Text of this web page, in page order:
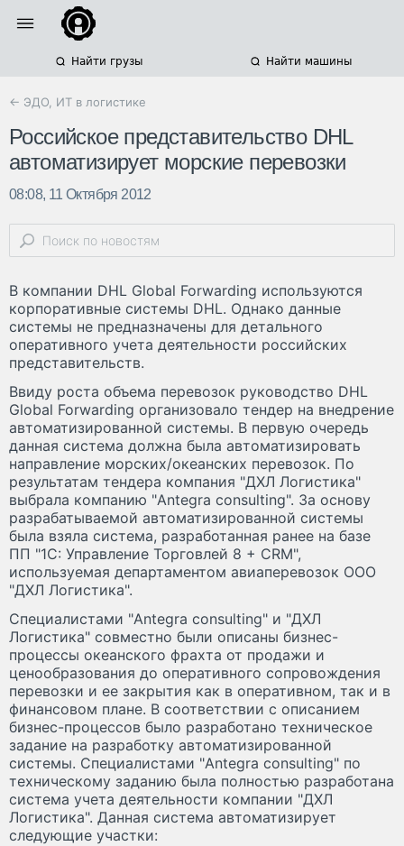
Найти грузы Найти машины
← ЭДО, ИТ в логистике
Российское представительство DHL
автоматизирует морские перевозки
08:08, 11 Октября 2012
В компании DHL Global Forwarding используются
корпоративные системы DHL. Однако данные
системы не предназначены для детального
оперативного учета деятельности российских
представительств.
Ввиду роста объема перевозок руководство DHL
Global Forwarding организовало тендер на внедрение
автоматизированной системы. В первую очередь
данная система должна была автоматизировать
направление морских/океанских перевозок. По
результатам тендера компания "ДХЛ Логистика"
выбрала компанию "Antegra consulting". За основу
разрабатываемой автоматизированной системы
была взяла система, разработанная ранее на базе
ПП "1С: Управление Торговлей 8 + CRM",
используемая департаментом авиаперевозок ООО
"ДХЛ Логистика".
Специалистами "Antegra consulting" и "ДХЛ
Логистика" совместно были описаны бизнес-
процессы океанского фрахта от продажи и
ценообразования до оперативного сопровождения
перевозки и ее закрытия как в оперативном, так и в
финансовом плане. В соответствии с описанием
бизнес-процессов было разработано техническое
задание на разработку автоматизированной
системы. Специалистами "Antegra consulting" по
техническому заданию была полностью разработана
система учета деятельности компании "ДХЛ
Логистика". Данная система автоматизирует
следующие участки: